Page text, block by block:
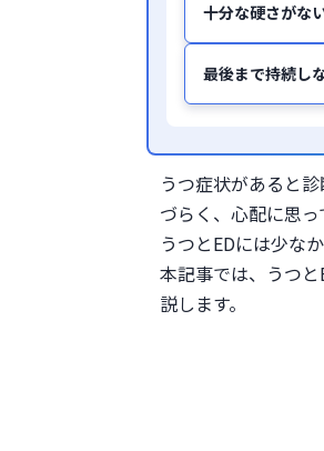
十分な硬さがな
最後まで持続し
うつ症状があると
づらく、心配に思
うつとEDには少な
本記事では、うつ
説します。